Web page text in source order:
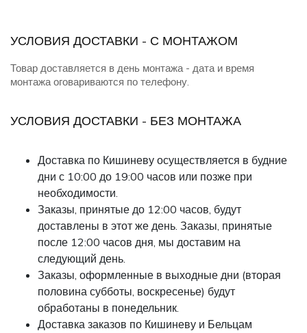
УСЛОВИЯ ДОСТАВКИ - С МОНТАЖОМ
Товар доставляется в день монтажа - дата и время
монтажа оговариваются по телефону.
УСЛОВИЯ ДОСТАВКИ - БЕЗ МОНТАЖА
Доставка по Кишиневу осуществляется в будние
дни с 10:00 до 19:00 часов или позже при
необходимости.
Заказы, принятые до 12:00 часов, будут
доставлены в этот же день. Заказы, принятые
после 12:00 часов дня, мы доставим на
следующий день.
Заказы, оформленные в выходные дни (вторая
половина субботы, воскресенье) будут
обработаны в понедельник.
Доставка заказов по Кишиневу и Бельцам